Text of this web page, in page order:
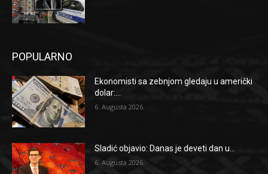
POPULARNO
Ekonomisti sa zebnjom gledaju u američki
dolar:...
6. Augusta 2026.
Sladić objavio: Danas je deveti dan u...
6. Augusta 2026.